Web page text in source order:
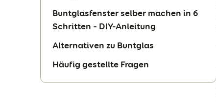
Buntglasfenster selber machen in 6
Schritten – DIY-Anleitung
Alternativen zu Buntglas
Häufig gestellte Fragen